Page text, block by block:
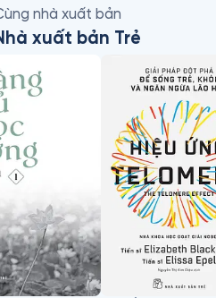
nhà xuất bản
xuất bản Trẻ